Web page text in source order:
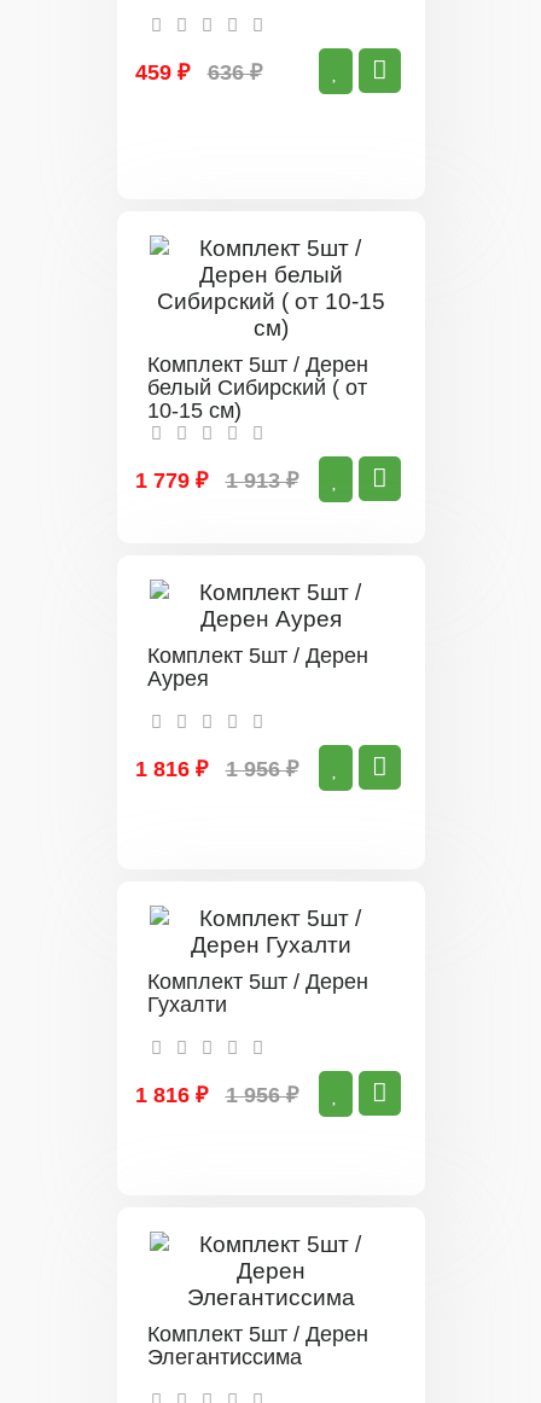
459 ₽ 636 ₽
Комплект 5шт / Дерен
белый Сибирский ( от
10-15 см)
1 779 ₽ 1 913 ₽
Комплект 5шт / Дерен
Аурея
1 816 ₽ 1 956 ₽
Комплект 5шт / Дерен
Гухалти
1 816 ₽ 1 956 ₽
Комплект 5шт / Дерен
Элегантиссима